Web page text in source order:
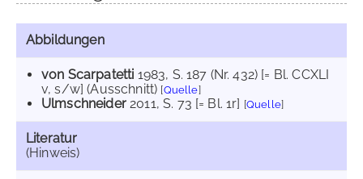
Abbildungen
von Scarpatetti 1983, S. 187 (Nr. 432) [= Bl. CCXLI
v, s/w] (Ausschnitt) [Quelle]
Ulmschneider2011, S. 73 [= Bl. 1r] [Quelle]
Literatur
(Hinweis)